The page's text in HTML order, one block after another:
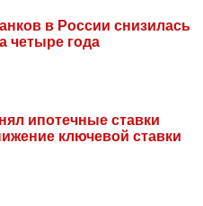
в России снизилась
четыре года
ипотечные ставки
ключевой ставки